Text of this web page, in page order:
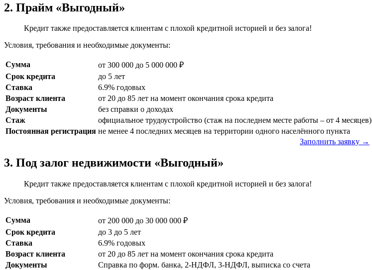
2. Прайм «Выгодный»
Кредит также предоставляется клиентам с плохой кредитной историей и без залога!
Условия, требования и необходимые документы:
Сумма
от 300 000 до 5 000 000 ₽
Срок кредита
до 5 лет
Ставка
6.9% годовых
Возраст клиента
от 20 до 85 лет на момент окончания срока кредита
Документы
без справки о доходах
Стаж
официальное трудоустройство (стаж на последнем месте работы – от 4 месяцев)
Постоянная регистрация не менее 4 последних месяцев на территории одного населённого пункта
Заполнить заявку →
3. Под залог недвижимости «Выгодный»
Кредит также предоставляется клиентам с плохой кредитной историей и без залога!
Условия, требования и необходимые документы:
Сумма
от 200 000 до 30 000 000 ₽
Срок кредита
до 3 до 5 лет
Ставка
6.9% годовых
Возраст клиента
от 20 до 85 лет на момент окончания срока кредита
Документы
Справка по форм. банка, 2-НДФЛ, 3-НДФЛ, выписка со счета